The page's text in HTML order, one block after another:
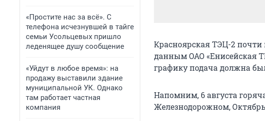
«Простите нас за всё». С
телефона исчезнувшей в тайге
семьи Усольцевых пришло
леденящее душу сообщение
«Уйдут в любое время»: на
продажу выставили здание
муниципальной УК. Однако
там работает частная
компания
Красноярская ТЭЦ-2
данным ОАО «Енисейская
графику подача должна
Напомним, 6 августа
Железнодорожном,